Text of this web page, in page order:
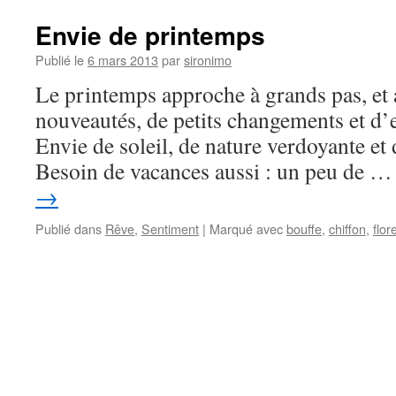
Envie de printemps
Publié le6 mars 2013 parsironimo
Le printemps approche à grands pas,
nouveautés, de petits changements et
Envie de soleil, de nature verdoyante
Besoin de vacances aussi : un peu de
→
Publié dans Rêve, Sentiment | Marqué avecbouffe, chiffon,